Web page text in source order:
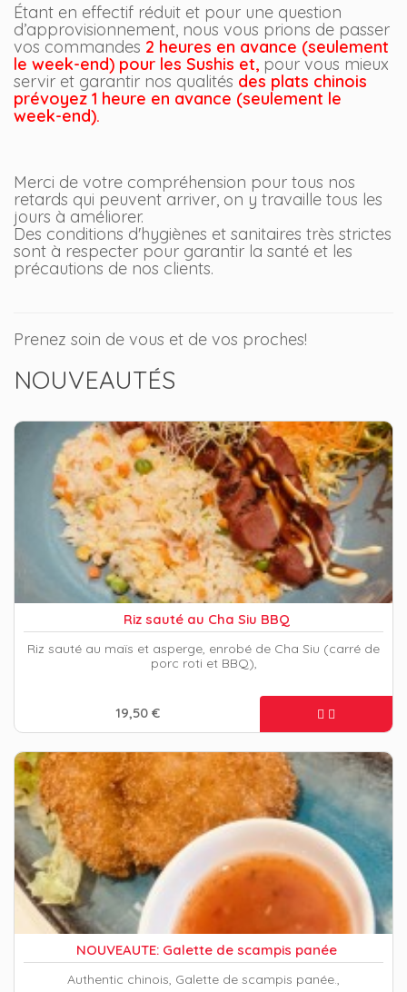
Étant en effectif réduit et pour une question
d’approvisionnement, nous vous prions de passer
vos commandes 2 heures en avance (seulement
le week-end) pour les Sushis et, pour vous mieux
servir et garantir nos qualités des plats chinois
prévoyez 1 heure en avance (seulement le
week-end).
Merci de votre compréhension pour tous nos
retards qui peuvent arriver, on y travaille tous les
jours à améliorer.
Des conditions d'hygiènes et sanitaires très strictes
sont à respecter pour garantir la santé et les
précautions de nos clients.
Prenez soin de vous et de vos proches!
NOUVEAUTÉS
Riz sauté au Cha Siu BBQ
Riz sauté au maïs et asperge, enrobé de Cha Siu (carré de
porc roti et BBQ),
19,50 €
NOUVEAUTE: Galette de scampis panée
Authentic chinois, Galette de scampis panée.,